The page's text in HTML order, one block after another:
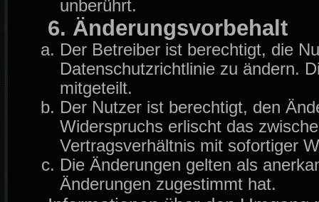
unberührt.
6. Änderungsvorbehalt
Der Betreiber ist berechtigt, die
Datenschutzrichtlinie zu ändern.
mitgeteilt.
Der Nutzer ist berechtigt, den
Widerspruchs erlischt das
Vertragsverhältnis mit sofortiger
Die Änderungen gelten als
Änderungen zugestimmt hat.